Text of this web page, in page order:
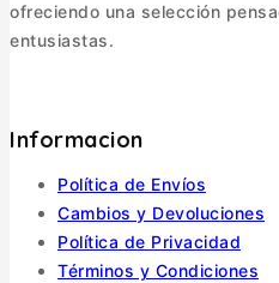
ofreciendo una selección
entusiastas.
Informacion
Política de Envíos
Cambios y Devoluciones
Política de Privacidad
Términos y Condiciones